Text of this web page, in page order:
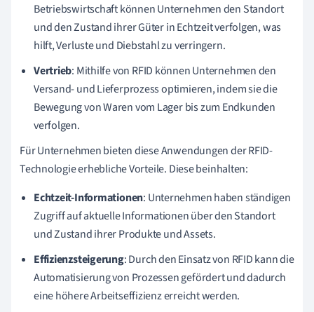
Betriebswirtschaft können Unternehmen den Standort
und den Zustand ihrer Güter in Echtzeit verfolgen, was
hilft, Verluste und Diebstahl zu verringern.
Vertrieb: Mithilfe von RFID können Unternehmen den
Versand- und Lieferprozess optimieren, indem sie die
Bewegung von Waren vom Lager bis zum Endkunden
verfolgen.
Für Unternehmen bieten diese Anwendungen der RFID-
Technologie erhebliche Vorteile. Diese beinhalten:
Echtzeit-Informationen: Unternehmen haben ständigen
Zugriff auf aktuelle Informationen über den Standort
und Zustand ihrer Produkte und Assets.
Effizienzsteigerung: Durch den Einsatz von RFID kann die
Automatisierung von Prozessen gefördert und dadurch
eine höhere Arbeitseffizienz erreicht werden.